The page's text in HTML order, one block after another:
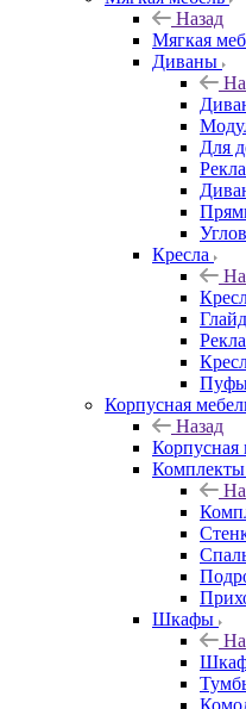
Назад
Мягкая
Диваны
Для
Кресла
Корпусная
Назад
Корпусная
Комплекты
Шкафы